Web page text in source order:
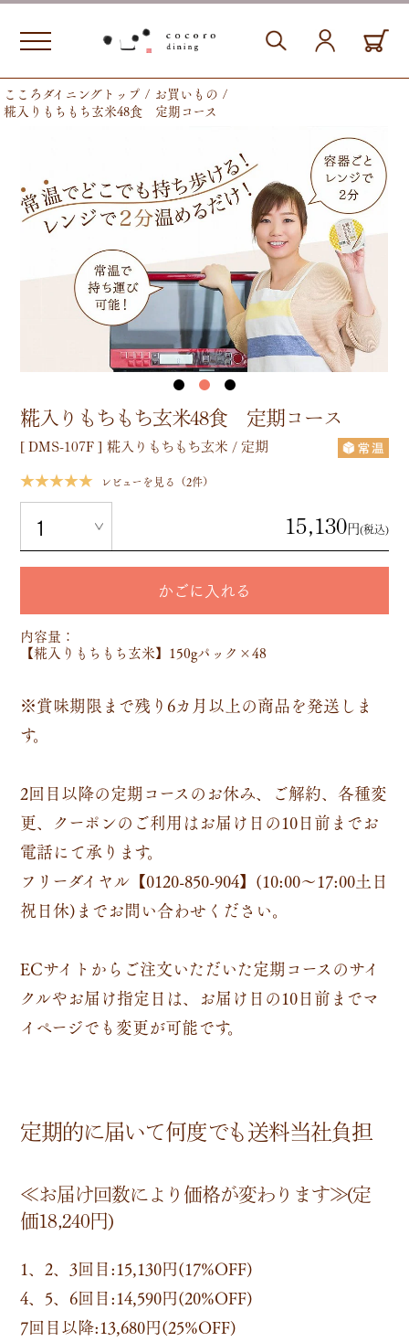
こころダイニングトップ お買いもの
糀入りもちもち玄米48食 定期コース
糀入りもちもち玄米48食 定期コース
[ DMS-107F] 糀入りもちもち玄米 / 定期
★★★★★ レビューを見る（2件）
15,130円(税込)
かごに入れる
内容量：
【糀入りもちもち玄米】150gパック×48
※賞味期限まで残り6カ月以上の商品を発送しま
す。
2回目以降の定期コースのお休み、ご解約、各種変
更、クーポンのご利用はお届け日の10日前までお
電話にて承ります。
フリーダイヤル【0120-850-904】(10:00～17:00土日
祝日休)までお問い合わせください。
ECサイトからご注文いただいた定期コースのサイ
クルやお届け指定日は、お届け日の10日前までマ
イページでも変更が可能です。
定期的に届いて何度でも送料当社負担
≪お届け回数により価格が変わります≫(定
価18,240円)
1、2、3回目:15,130円(17%OFF)
4、5、6回目:14,590円(20%OFF)
7回目以降:13,680円(25%OFF)